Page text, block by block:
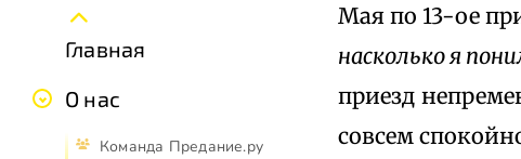
Главная
О нас
Команда Предание.ру
Мая по 13-ое
насколько я
приезд
совсем